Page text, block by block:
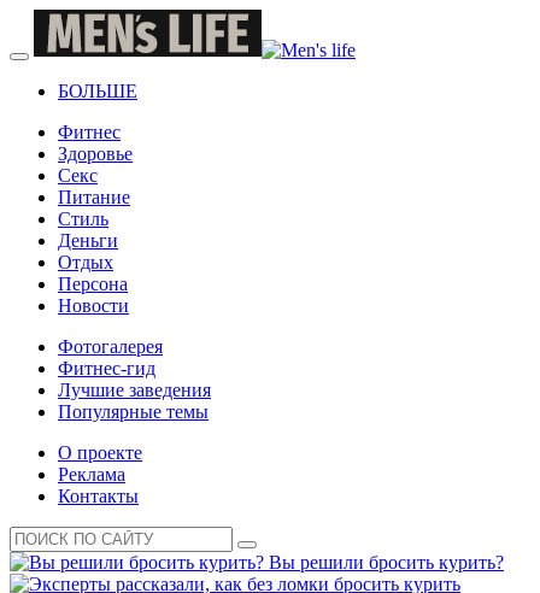
БОЛЬШЕ
Фитнес
Здоровье
Секс
Питание
Стиль
Деньги
Отдых
Персона
Новости
Фотогалерея
Фитнес-гид
Лучшие заведения
Популярные темы
О проекте
Реклама
Контакты
Вы решили бросить курить?